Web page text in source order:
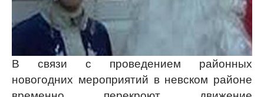
В связи с проведением районных
новогодних мероприятий в невском районе